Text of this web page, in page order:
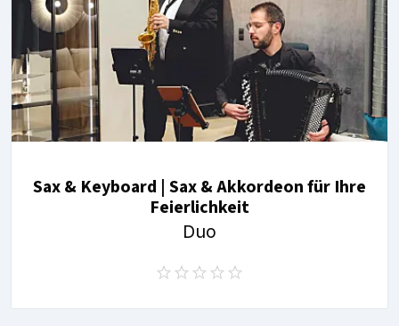
Sax & Keyboard | Sax & Akkordeon für Ihre
Feierlichkeit
Duo